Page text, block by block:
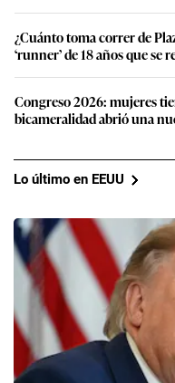
¿Cuánto toma correr de
‘runner’ de 18 años que se
Congreso 2026: mujeres
bicameralidad abrió una
Lo último en EEUU